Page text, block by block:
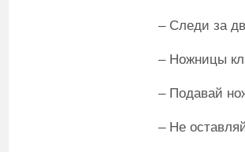
– Следи за
– Ножницы
– Подавай
– Не